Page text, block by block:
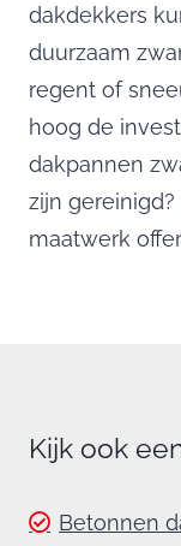
dakdekkers
duurzaam
regent of
hoog de
dakpannen
zijn
maatwerk
Kijk ook
Betonnen